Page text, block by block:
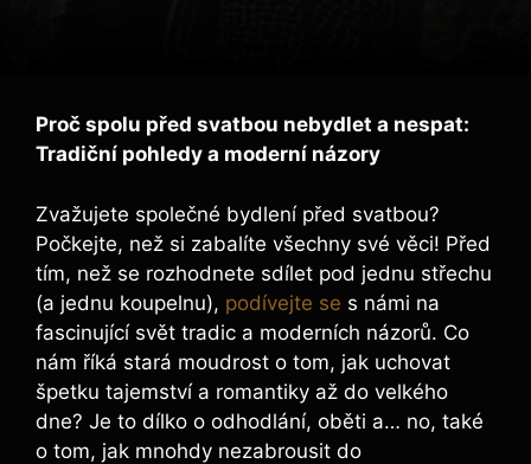
Proč spolu před svatbou nebydlet a nespat:
Tradiční pohledy a moderní názory
Zvažujete společné bydlení před svatbou?
Počkejte, než si zabalíte všechny své věci! Před
tím, než se rozhodnete sdílet pod jednu střechu
(a jednu koupelnu), podívejte se s námi na
fascinující svět tradic a moderních názorů. Co
nám říká stará moudrost o tom, jak uchovat
špetku tajemství a romantiky až do velkého
dne? Je to dílko o odhodlání, oběti a… no, také
o tom, jak mnohdy nezabrousit do